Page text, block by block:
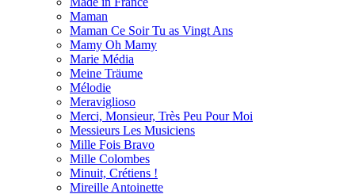
Maman
Maman Ce Soir Tu as Vingt Ans
Mamy Oh Mamy
Marie Média
Meine Träume
Mélodie
Meraviglioso
Merci, Monsieur, Très Peu Pour Moi
Messieurs Les Musiciens
Mille Fois Bravo
Mille Сolombes
Minuit, Crétiens !
Mireille Antoinette